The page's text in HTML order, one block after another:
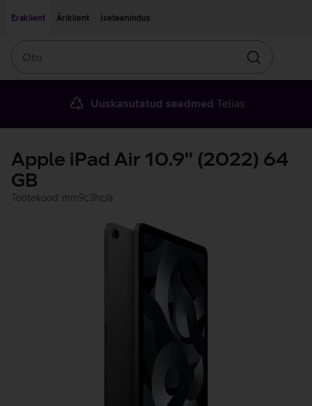
Eraklient
Äriklient Iseteenindus
Otsin
Uuskasutatud seadmed Telias
Apple iPad Air 10.9'' (2022) 64
GB
Tootekood: mm9c3hc/a